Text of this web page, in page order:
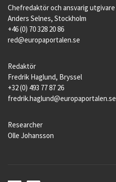
Chefredaktör och ansvarig utgivare
Anders Selnes, Stockholm
+46 (0) 70 328 20 86
red@europaportalen.se
Redaktör
Fredrik Haglund, Bryssel
+32 (0) 493 77 87 26
fredrik.haglund@europaportalen.se
Researcher
Olle Johansson